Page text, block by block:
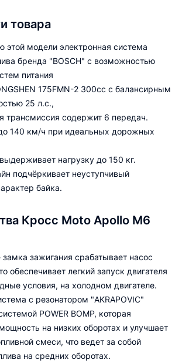
товара
этой модели электронная система
бренда "BOSCH" с возможностью
питания
175FMN-2 300сс с балансирным
25 л.с.,
трансмиссия содержит 6 передач.
140 км/ч при идеальных дорожных
нагрузку до 150 кг.
подчёркивает неуступчивый
байка.
Кросс Moto Apollo M6
замка зажигания срабатывает насос
обеспечивает легкий запуск двигателя
условия, на холодном двигателе.
с резонатором "AKRAPOVIC"
POWER BOMP, которая
на низких оборотах и улучшает
смеси, что ведет за собой
на средних оборотах.